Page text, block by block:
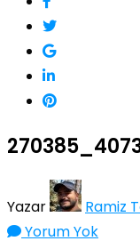
Yazar Ramiz
Yorum Yok